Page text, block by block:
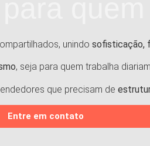
unindo sofisticação,
, seja para quem trabalha
que precisam de
Entre em contato